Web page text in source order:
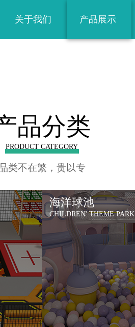
关于我们 产品展示
户外非标
品分类
PRODUCT CATEGORY
类不在繁，贵以专
海洋球池
CHILDREN' THEME PARK